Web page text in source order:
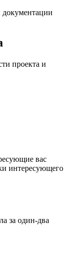
документации
проекта и
вас
интересующего
за один-два